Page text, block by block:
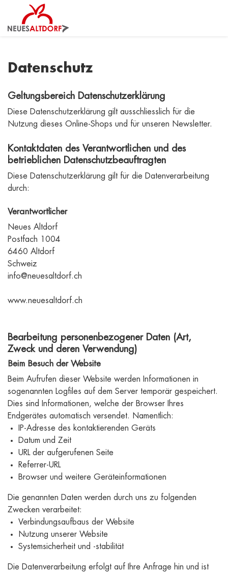
Datenschutz
Geltungsbereich Datenschutzerklärung
Diese Datenschutzerklärung gilt ausschliesslich für die
Nutzung dieses Online-Shops und für unseren Newsletter.
Kontaktdaten des Verantwortlichen und des
betrieblichen Datenschutzbeauftragten
Diese Datenschutzerklärung gilt für die Datenverarbeitung
durch:
Verantwortlicher
Neues Altdorf
Postfach 1004
6460 Altdorf
Schweiz
info@neuesaltdorf.ch
www.neuesaltdorf.ch
Bearbeitung personenbezogener Daten (Art,
Zweck und deren Verwendung)
Beim Besuch der Website
Beim Aufrufen dieser Website werden Informationen in
sogenannten Logfiles auf dem Server temporär gespeichert.
Dies sind Informationen, welche der Browser Ihres
Endgerätes automatisch versendet. Namentlich:
IP-Adresse des kontaktierenden Geräts
Datum und Zeit
URL der aufgerufenen Seite
Referrer-URL
Browser und weitere Geräteinformationen
Die genannten Daten werden durch uns zu folgenden
Zwecken verarbeitet:
Verbindungsaufbaus der Website
Nutzung unserer Website
Systemsicherheit und -stabilität
Die Datenverarbeitung erfolgt auf Ihre Anfrage hin und ist